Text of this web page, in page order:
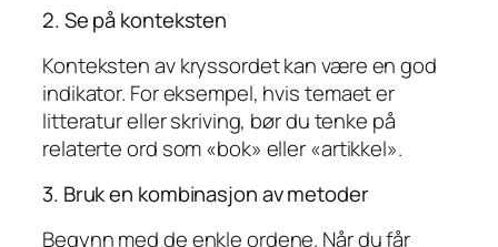
2. Se på konteksten
Konteksten av kryssordet kan være en god
indikator. For eksempel, hvis temaet er
litteratur eller skriving, bør du tenke på
relaterte ord som «bok» eller «artikkel».
3. Bruk en kombinasjon av metoder
Begynn med de enkle ordene. Når du får